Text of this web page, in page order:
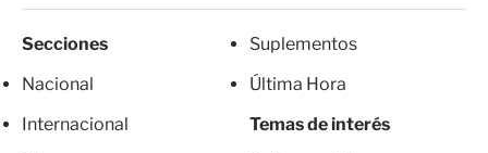
Secciones
Nacional
Internacional
Suplementos
Última Hora
Temas de interés